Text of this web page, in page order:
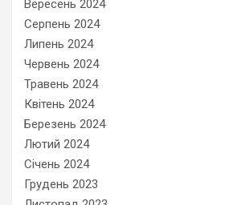
Вересень 2024
Серпень 2024
Липень 2024
Червень 2024
Травень 2024
Квітень 2024
Березень 2024
Лютий 2024
Січень 2024
Грудень 2023